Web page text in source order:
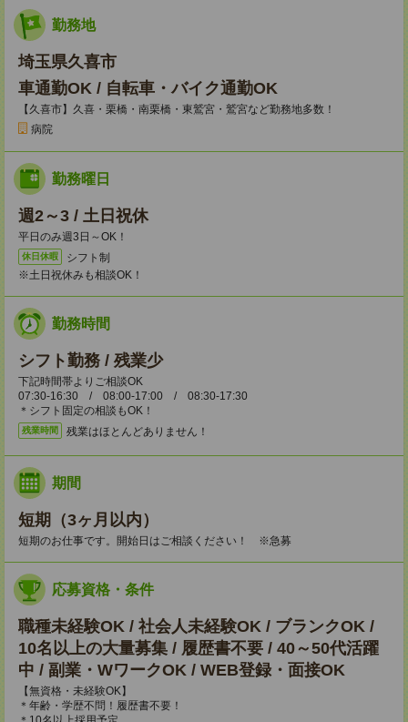
勤務地
埼玉県久喜市
車通勤OK / 自転車・バイク通勤OK
【久喜市】久喜・栗橋・南栗橋・東鷲宮・鷲宮など勤務地多数！
病院
勤務曜日
週2～3 / 土日祝休
平日のみ週3日～OK！
休日休暇
シフト制
※土日祝休みも相談OK！
勤務時間
シフト勤務 / 残業少
下記時間帯よりご相談OK
07:30-16:30 / 08:00-17:00 / 08:30-17:30
＊シフト固定の相談もOK！
残業時間 残業はほとんどありません！
期間
短期（3ヶ月以内）
短期のお仕事です。開始日はご相談ください！ ※急募
応募資格・条件
職種未経験OK / 社会人未経験OK / ブランクOK /
10名以上の大量募集 / 履歴書不要 / 40～50代活躍
中 / 副業・WワークOK / WEB登録・面接OK
【無資格・未経験OK】
＊年齢・学歴不問！履歴書不要！